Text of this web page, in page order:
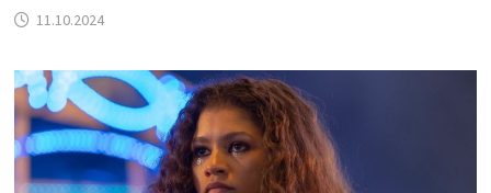
11.10.2024